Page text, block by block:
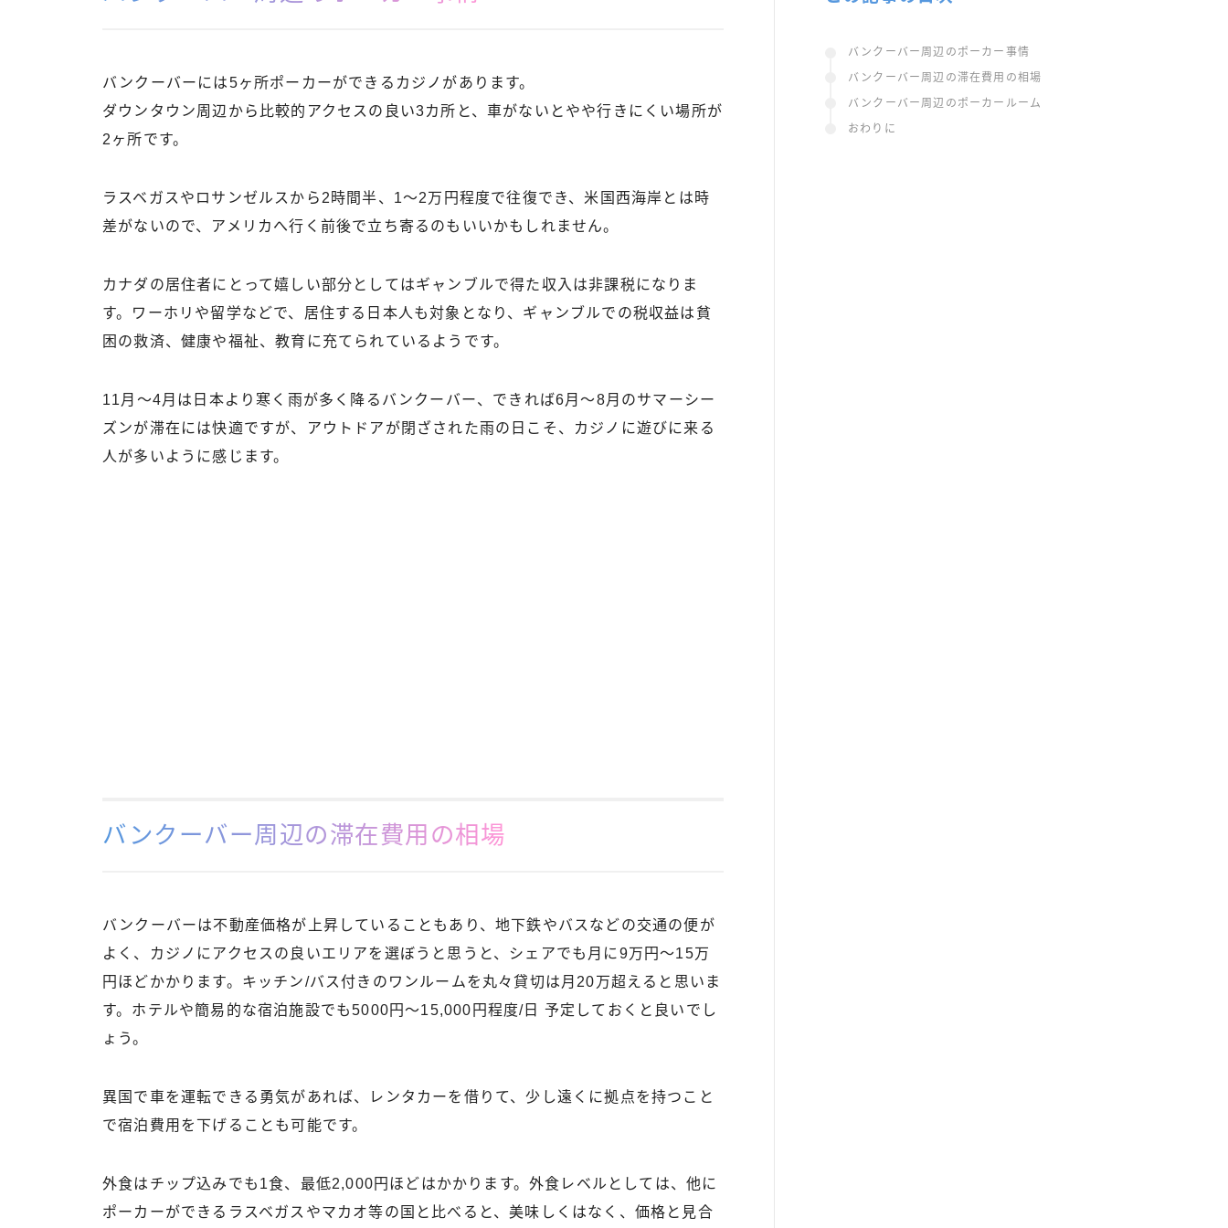
バンクーバーには5ヶ所ポーカーができるカジノがあります。
ダウンタウン周辺から比較的アクセスの良い3カ所と、車がないとやや行きにくい場所が
2ヶ所です。
ラスベガスやロサンゼルスから2時間半、1〜2万円程度で往復でき、米国西海岸とは時
差がないので、アメリカへ行く前後で立ち寄るのもいいかもしれません。
カナダの居住者にとって嬉しい部分としてはギャンブルで得た収入は非課税になりま
す。ワーホリや留学などで、居住する日本人も対象となり、ギャンブルでの税収益は貧
困の救済、健康や福祉、教育に充てられているようです。
11月〜4月は日本より寒く雨が多く降るバンクーバー、できれば6月～8月のサマーシー
ズンが滞在には快適ですが、アウトドアが閉ざされた雨の日こそ、カジノに遊びに来る
人が多いように感じます。
バンクーバー周辺の滞在費用の相場
バンクーバーは不動産価格が上昇していることもあり、地下鉄やバスなどの交通の便が
よく、カジノにアクセスの良いエリアを選ぼうと思うと、シェアでも月に9万円〜15万
円ほどかかります。キッチン/バス付きのワンルームを丸々貸切は月20万超えると思いま
す。ホテルや簡易的な宿泊施設でも5000円〜15,000円程度/日 予定しておくと良いでし
ょう。
異国で車を運転できる勇気があれば、レンタカーを借りて、少し遠くに拠点を持つこと
で宿泊費用を下げることも可能です。
外食はチップ込みでも1食、最低2,000円ほどはかかります。外食レベルとしては、他に
ポーカーができるラスベガスやマカオ等の国と比べると、美味しくはなく、価格と見合
バンクーバー周辺のポーカー事情
バンクーバー周辺の滞在費用の相場
バンクーバー周辺のポーカールーム
おわりに